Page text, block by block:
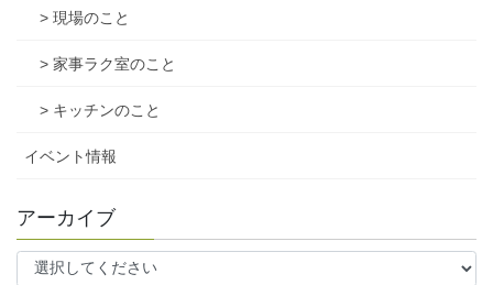
> 現場のこと
> 家事ラク室のこと
> キッチンのこと
イベント情報
アーカイブ